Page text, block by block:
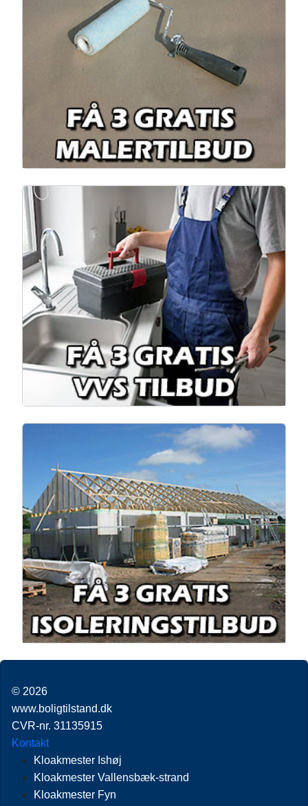
© 2026
www.boligtilstand.dk
CVR-nr. 31135915
Kontakt
Kloakmester Ishøj
Kloakmester Vallensbæk-strand
Kloakmester Fyn